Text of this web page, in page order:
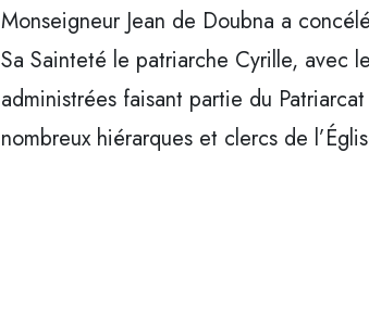
Monseigneur Jean de Doubna a
Sa Sainteté le patriarche Cyrille, avec
administrées faisant partie du
nombreux hiérarques et clercs de